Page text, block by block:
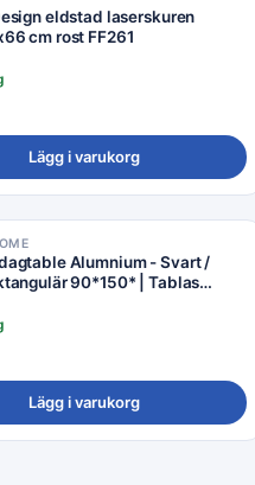
eldstad laserskuren
cm rost FF261
Lägg i varukorg
Alumnium - Svart /
90*150* | Tablas
Lägg i varukorg